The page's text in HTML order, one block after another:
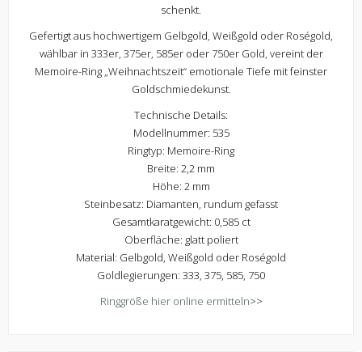
schenkt.
Gefertigt aus hochwertigem Gelbgold, Weißgold oder Roségold,
wählbar in 333er, 375er, 585er oder 750er Gold, vereint der
Memoire-Ring „Weihnachtszeit“ emotionale Tiefe mit feinster
Goldschmiedekunst.
Technische Details:
Modellnummer: 535
Ringtyp: Memoire-Ring
Breite: 2,2 mm
Höhe: 2 mm
Steinbesatz: Diamanten, rundum gefasst
Gesamtkaratgewicht: 0,585 ct
Oberfläche: glatt poliert
Material: Gelbgold, Weißgold oder Roségold
Goldlegierungen: 333, 375, 585, 750
Ringgröße hier online ermitteln>>